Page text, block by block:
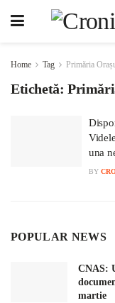
Home Tag Primăria
Etichetă:
una
BY
POPULAR NEWS
CNAS:
martie